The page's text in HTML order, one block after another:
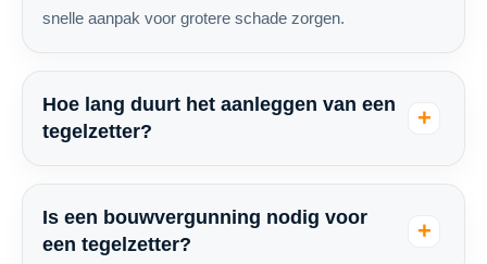
snelle aanpak voor grotere schade zorgen.
Hoe lang duurt het aanleggen van een
tegelzetter?
Is een bouwvergunning nodig voor
een tegelzetter?